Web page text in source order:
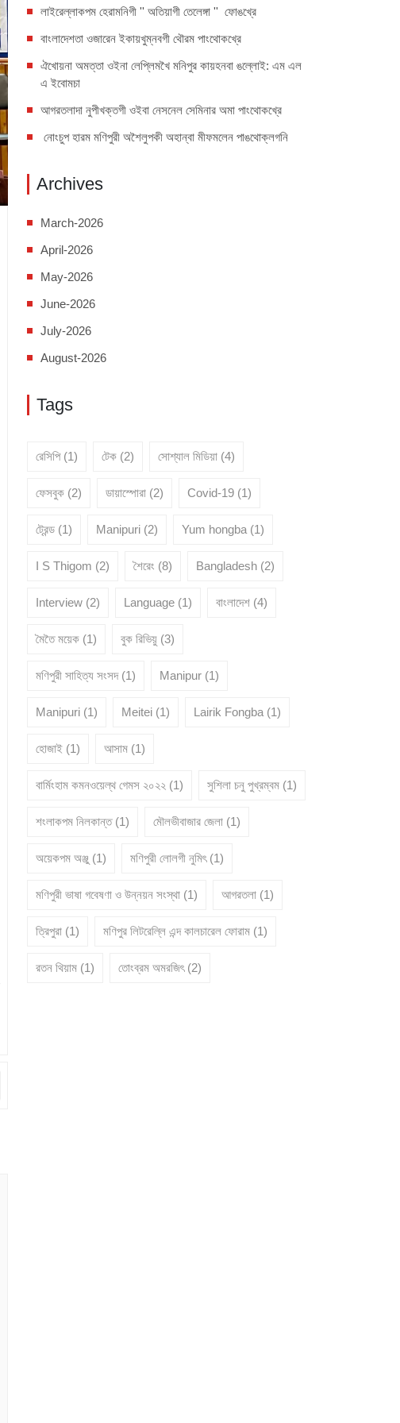
লাইরেল্লাকপম হেরামনিগী '' অতিয়াগী তেলেঙ্গা '' ফোঙখ্রে
বাংলাদেশতা ওজারেন ইকায়খুম্নবগী থৌরম পাংথোকখ্রে
ঐখোয়না অমত্তা ওইনা লেপ্লিমখৈ মনিপুর কায়হনবা ঙল্লোই: এম এল
এ ইবোমচা
আগরতলাদা নুপীখক্তগী ওইবা নেসনেল সেমিনার অমা পাংথোকখ্রে
নোংচুপ হারম মণিপুরী অশৈলুপকী অহান্বা মীফমলেন পাঙথোক্লগনি
Archives
March-2026
April-2026
May-2026
June-2026
July-2026
August-2026
Tags
রেসিপি (1) টেক (2) সোশ্যাল মিডিয়া (4)
ফেসবুক (2) ডায়াস্পোরা (2) Covid-19 (1)
ট্রেন্ড (1) Manipuri (2) Yum hongba (1)
I S Thigom (2) শৈরেং (8) Bangladesh (2)
Interview (2) Language (1) বাংলাদেশ (4)
মৈতৈ ময়েক (1) বুক রিভিয়ু (3)
মণিপুরী সাহিত্য সংসদ (1) Manipur (1)
Manipuri (1) Meitei (1) Lairik Fongba (1)
হোজাই (1) আসাম (1)
বার্মিংহাম কমনওয়েল্থ গেমস ২০২২ (1) সুশিলা চনু পুখ্রম্বম (1)
শংলাকপম নিলকান্ত (1) মৌলভীবাজার জেলা (1)
অয়েকপম অঞ্জু (1) মণিপুরী লোলগী নুমিৎ (1)
মণিপুরী ভাষা গবেষণা ও উন্নয়ন সংস্থা (1) আগরতলা (1)
ত্রিপুরা (1) মণিপুর লিটরেল্লি এন্দ কালচারেল ফোরাম (1)
রতন থিয়াম (1) তোংব্রম অমরজিৎ (2)